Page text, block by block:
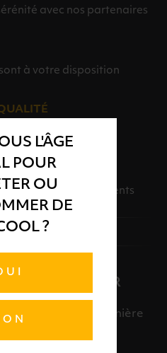
L'ÂGE
POUR
OU
DE
?
avec nos partenaires
à votre disposition
avec soins
à vos événements
LA NEWSLETTER
en avant-première
et nos actualités.